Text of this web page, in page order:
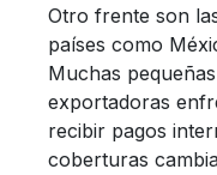
Otro frente son
países como
Muchas
exportadoras
recibir pagos
coberturas